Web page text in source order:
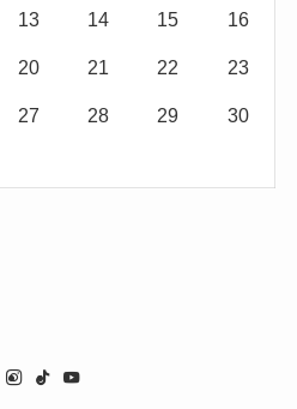
13 14 15 16
20 21 22 23
27 28 29 30